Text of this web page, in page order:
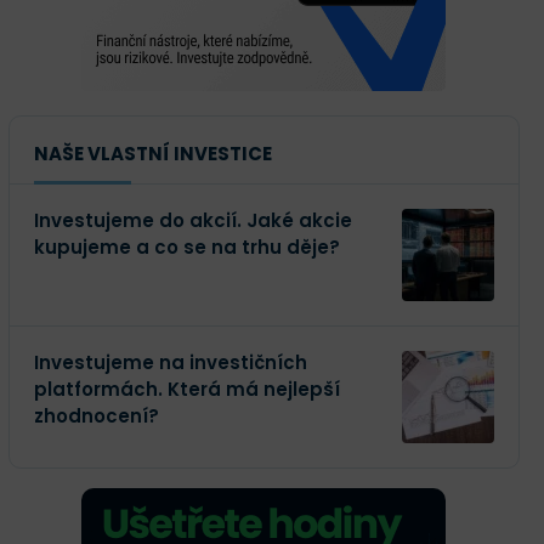
NAŠE VLASTNÍ INVESTICE
Investujeme do akcií. Jaké akcie
kupujeme a co se na trhu děje?
Investujeme na investičních
platformách. Která má nejlepší
zhodnocení?